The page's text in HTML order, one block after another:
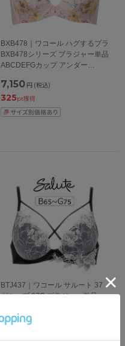
BXB478｜ワコール ハグするブラ
BXB478シリーズ ブラジャー単品
ABCDEFGカップ アンダー
7,150 円 (税込)
325pt獲得
BTJ437｜ワコール サルート 37
グループ 37G ブラジャー単品
65/70/75cm
10,230
465pt獲得